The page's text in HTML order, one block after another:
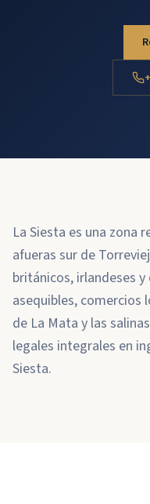
La Siesta es una zona
afueras sur de
británicos, irlandeses
asequibles, comercios
de La Mata y las
legales integrales en
Siesta.